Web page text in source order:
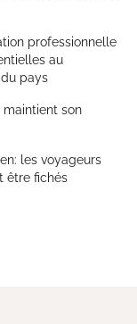
professionnelle
au
pays
maintient son
les voyageurs
être fichés